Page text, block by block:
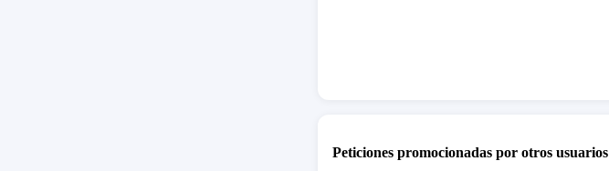
Peticiones promocionadas por otros usuarios